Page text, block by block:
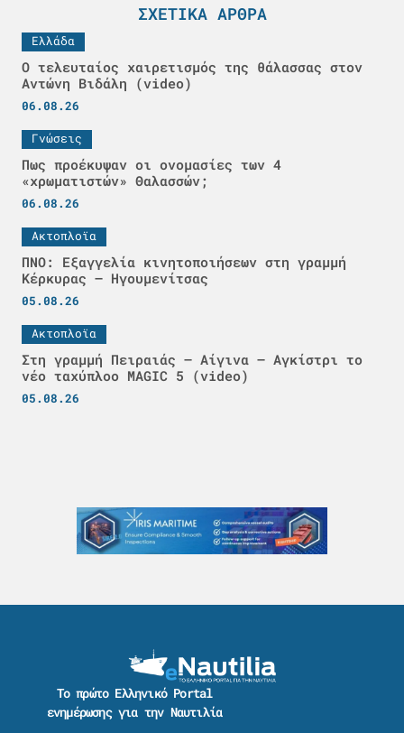
ΣΧΕΤΙΚΆ ΆΡΘΡΑ
Ελλάδα
Ο τελευταίος χαιρετισμός της θάλασσας στον
Αντώνη Βιδάλη (video)
06.08.26
Γνώσεις
Πως προέκυψαν οι ονομασίες των 4
«χρωματιστών» Θαλασσών;
06.08.26
Ακτοπλοϊα
ΠΝΟ: Εξαγγελία κινητοποιήσεων στη γραμμή
Κέρκυρας – Ηγουμενίτσας
05.08.26
Ακτοπλοϊα
Στη γραμμή Πειραιάς – Αίγινα – Αγκίστρι το
νέο ταχύπλοο MAGIC 5 (video)
05.08.26
Το πρώτο Ελληνικό Portal
ενημέρωσης για την Ναυτιλία